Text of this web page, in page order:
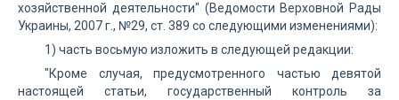
хозяйственной деятельности" (Ведомости Верховной Рады
Украины, 2007 г., №29, ст. 389 со следующими изменениями):
1) часть восьмую изложить в следующей редакции:
"Кроме случая, предусмотренного частью девятой
настоящей статьи, государственный контроль за